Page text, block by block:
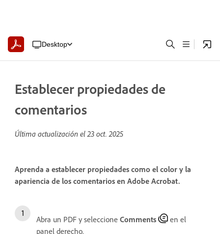
Desktop
Establecer propiedades de
comentarios
Última actualización el23 oct. 2025
Aprenda a establecer propiedades como el color y la
apariencia de los comentarios en Adobe Acrobat.
Abra un PDF y seleccione Comments
en el
panel derecho.